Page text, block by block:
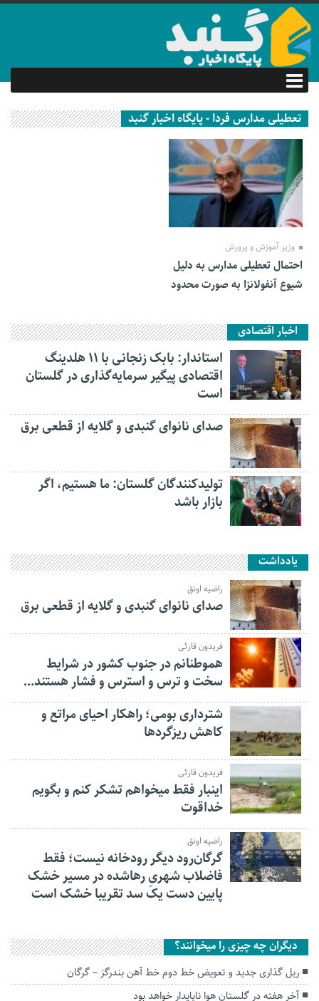
تعطیلی مدارس فردا - پایگاه اخبار گنبد
08 آبان 1401
وزیر آموزش و پرورش
احتمال تعطیلی مدارس به دلیل
شیوع آنفولانزا به صورت محدود
اخبار اقتصادی
استاندار: بابک زنجانی با ۱۱ هلدینگ
اقتصادی پیگیر سرمایه‌گذاری در گلستان
است
صدای نانوای گنبدی و گلایه از قطعی برق
تولیدکنندگان گلستان: ما هستیم، اگر
بازار باشد
یادداشت
راضیه اونق
صدای نانوای گنبدی و گلایه از قطعی برق
فریدون قارئی
هموطنانم در جنوب کشور در شرایط
سخت و ترس و استرس و فشار هستند…
شترداری بومی؛ راهکار احیای مراتع و
کاهش ریزگردها
فریدون قارئی
اینبار فقط میخواهم تشکر کنم و بگویم
خداقوت
راضیه اونق
گرگان‌رود دیگر رودخانه نیست؛ فقط
فاضلاب شهریِ رهاشده در مسیر خشک
پایین دست یک سد تقریبا خشک است
دیگران چه چیزی را میخوانند؟
ریل گذاری جدید و تعویض خط دوم خط آهن بندرگز – گرگان
آخر هفته در گلستان هوا ناپایدار خواهد بود